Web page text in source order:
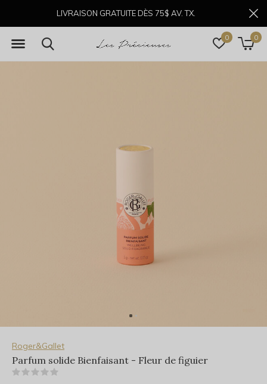
0 0
LIVRAISON GRATUITE DÈS 75$ AV. TX.
Roger&Gallet
Parfum solide Bienfaisant - Fleur de figuier